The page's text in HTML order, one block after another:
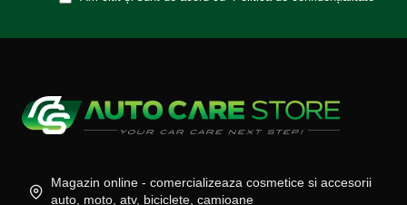
Magazin online - comercializeaza cosmetice si accesorii
auto, moto, atv, biciclete, camioane